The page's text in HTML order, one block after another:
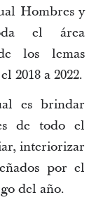
Hombres y
el área
los lemas
2018 a 2022.
es brindar
de todo el
interiorizar
por el
del año.